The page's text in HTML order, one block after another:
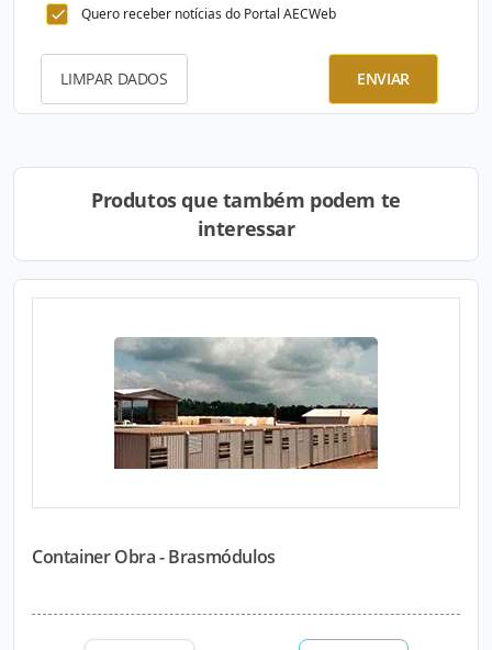
Quero receber notícias do Portal AECWeb
LIMPAR DADOS ENVIAR
Produtos que também podem te
interessar
Container Obra - Brasmódulos